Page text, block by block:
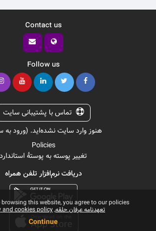
Contact us
Follow us
تماس با پشتیبانی سایت
هنوز وارد سایت نشده‌اید. (ورود به
Policies
تغییر پوسته به پوستهٔ استاندارد
دریافت نرم‌افزار تلفن همراه
this website, you agree to our policies:
تعهدنامه عرفان حلقه and cookies policy
Continue